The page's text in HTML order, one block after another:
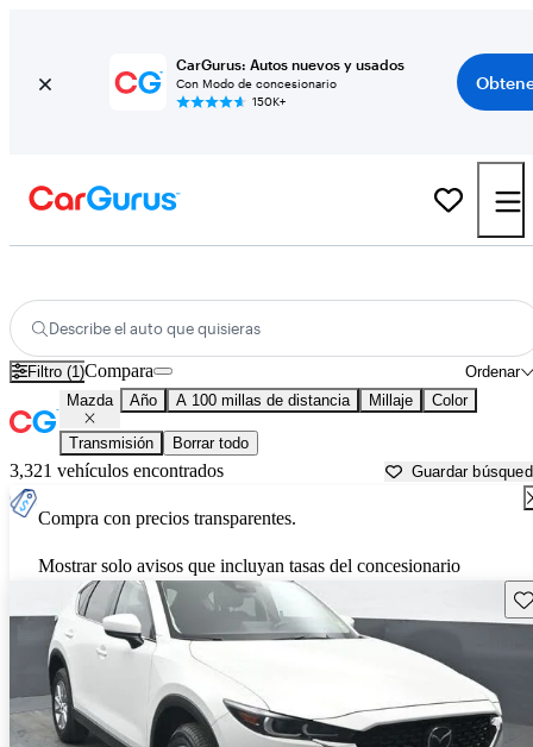
CarGurus: Autos nuevos y usados
Con Modo de concesionario
150K+
Describe el auto que quisieras
Filtro (1) Ordenar
Compara
Mazda Año A 100 millas de distancia Millaje Color
Transmisión Borrar todo
3,321 vehículos encontrados Guardar
Compra con precios transparentes.
Mostrar solo avisos que incluyan tasas del concesionario